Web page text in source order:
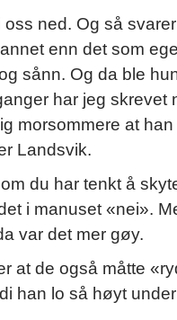
ned. Og så
enn det som
sånn. Og da ble
har jeg skrevet
morsommere at
Landsvik.
du har tenkt å
i manuset «nei».
var det mer gøy.
at de også måtte
han lo så høyt under